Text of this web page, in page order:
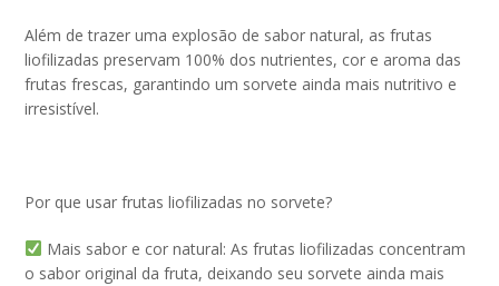
Além de trazer uma explosão de sabor natural, as frutas
liofilizadas preservam 100% dos nutrientes, cor e aroma das
frutas frescas, garantindo um sorvete ainda mais nutritivo e
irresistível.
Por que usar frutas liofilizadas no sorvete?
Mais sabor e cor natural: As frutas liofilizadas concentram
o sabor original da fruta, deixando seu sorvete ainda mais